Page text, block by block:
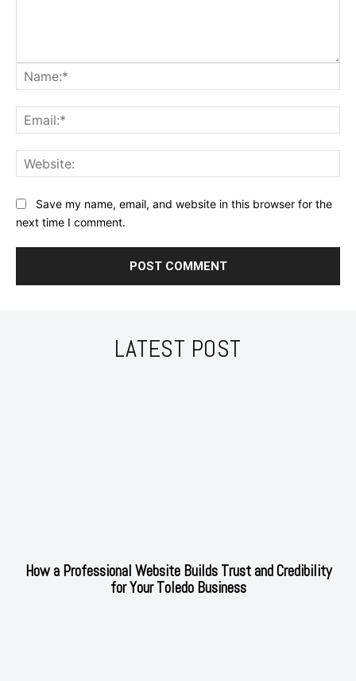
Save my name, email, and website in this browser for the
next time I comment.
LATEST POST
How a Professional Website Builds Trust and Credibility
for Your Toledo Business